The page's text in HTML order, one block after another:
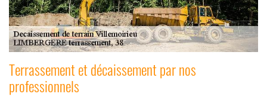
Terrassement et décaissement par nos
professionnels